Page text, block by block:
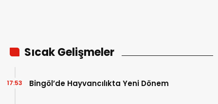
Sıcak Gelişmeler
Bingöl’de Hayvancılıkta Yeni Dönem
17:53